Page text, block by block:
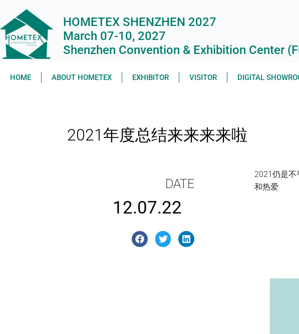
HOMETEX SHENZHEN 2027
March 07-10, 2027
Shenzhen Convention & Exhibition Center
HOME ABOUT HOMETEX EXHIBITOR VISITOR DIGITAL
2021年度总结来来来来啦
DATE
12.07.22
2021仍是
和热爱